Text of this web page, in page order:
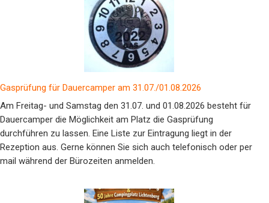
Gasprüfung für Dauercamper am 31.07./01.08.2026
Am Freitag- und Samstag den 31.07. und 01.08.2026 besteht für
Dauercamper die Möglichkeit am Platz die Gasprüfung
durchführen zu lassen. Eine Liste zur Eintragung liegt in der
Rezeption aus. Gerne können Sie sich auch telefonisch oder per
mail während der Bürozeiten anmelden.